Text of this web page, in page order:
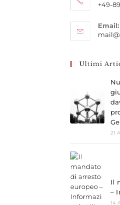
+49-
in
your
Email:
Ultimi
21
Il
–
14